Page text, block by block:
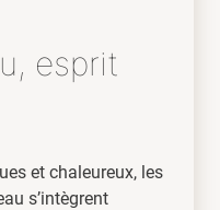
esprit
et chaleureux, les
s’intègrent